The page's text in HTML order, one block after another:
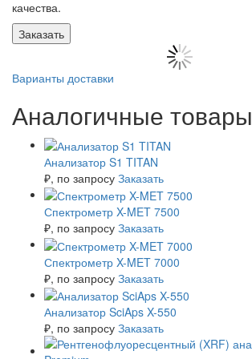
качества.
Заказать
Варианты доставки
Аналогичные товары
Анализатор S1 TITAN
₽, по запросу Заказать
Спектрометр X-MET 7500
₽, по запросу Заказать
Спектрометр X-MET 7000
₽, по запросу Заказать
Анализатор SciAps X-550
₽, по запросу Заказать